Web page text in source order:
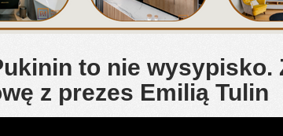
to nie wysypisko.
z prezes Emilią Tulin